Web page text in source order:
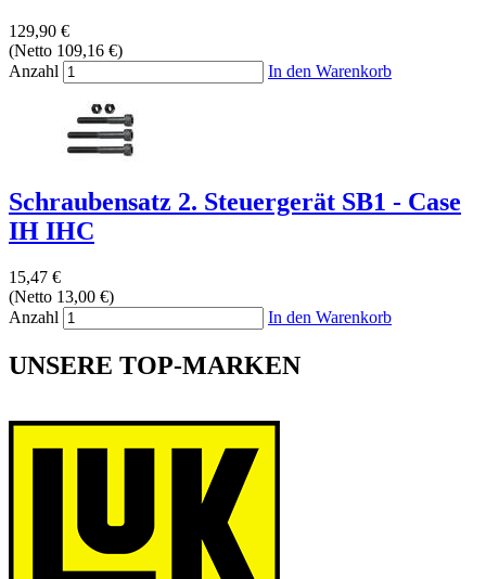
129,90 €
(Netto 109,16 €)
Anzahl
In den Warenkorb
Schraubensatz 2. Steuergerät SB1 - Case
IH IHC
15,47 €
(Netto 13,00 €)
Anzahl
In den Warenkorb
UNSERE TOP-MARKEN